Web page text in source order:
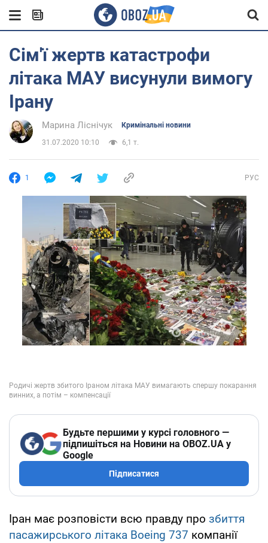
Сім'ї жертв катастрофи
літака МАУ висунули вимогу
Ірану
Марина Ліснічук Кримінальні новини
31.07.2020 10:10 6,1 т.
1 РУС
Будьте першими у курсі головного —
підпишіться на Новини на OBOZ.UA у
Google
Підписатися
Іран має розповісти всю правду про збиття
пасажирського літака Boeing 737 компанії